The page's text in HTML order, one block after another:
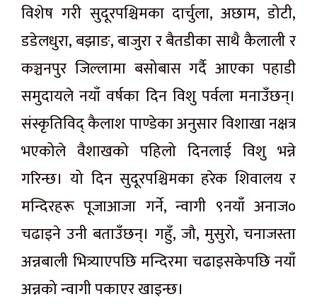
विशेष गरी सुदूरपश्चिमका दार्चुला, अछाम, डोटी,
डडेलधुरा, बझाङ, बाजुरा र बैतडीका साथै कैलाली र
कञ्चनपुर जिल्लामा बसोबास गर्दै आएका पहाडी
समुदायले नयाँ वर्षका दिन विशु पर्वला मनाउँछन्।
संस्कृतिविद् कैलाश पाण्डेका अनुसार विशाखा नक्षत्र
भएकोले वैशाखको पहिलो दिनलाई विशु भन्ने
गरिन्छ। यो दिन सुदूरपश्चिमका हरेक शिवालय र
मन्दिरहरू पूजाआजा गर्ने, न्वागी ९नयाँ अनाज०
चढाइने उनी बताउँछन्। गहुँ, जौ, मुसुरो, चनाजस्ता
अन्नबाली भित्र्याएपछि मन्दिरमा चढाइसकेपछि नयाँ
अन्नको न्वागी पकाएर खाइन्छ।